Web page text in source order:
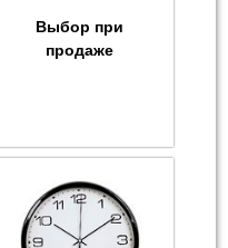
Выбор при
продаже